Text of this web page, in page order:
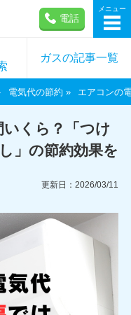
電話
メニュー
ガスの記事一覧
電気代の節約 エアコンの
くら？「つけ
」の節約効果を
更新日：2026/03/11